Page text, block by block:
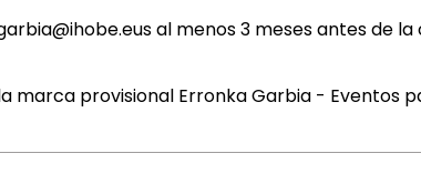
al menos 3 meses antes de
marca provisional Erronka Garbia - Eventos